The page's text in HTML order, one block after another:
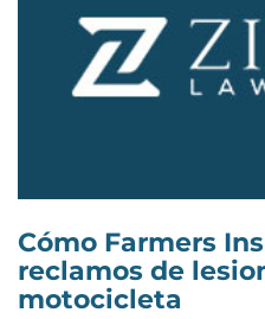
Cómo Farmers
reclamos de
motocicleta